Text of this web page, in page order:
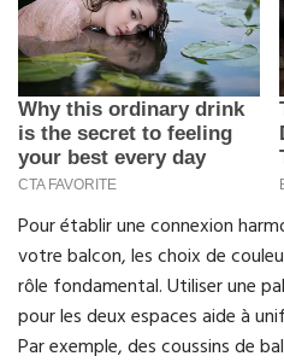
Pour établir une connexion
votre balcon, les choix de
rôle fondamental. Utiliser une
pour les deux espaces aide à
Par exemple, des coussins de